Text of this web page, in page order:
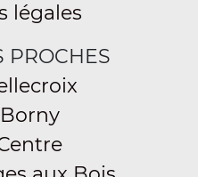
légales
PROCHES